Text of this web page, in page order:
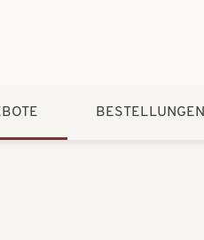
BESTELLUNGEN